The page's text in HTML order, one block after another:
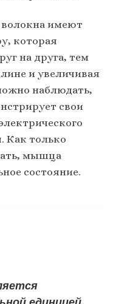
имеют
которая
на друга, тем
и увеличивая
наблюдать,
свои
Как только
мышца
состояние.